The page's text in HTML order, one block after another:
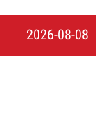
2026-08-08